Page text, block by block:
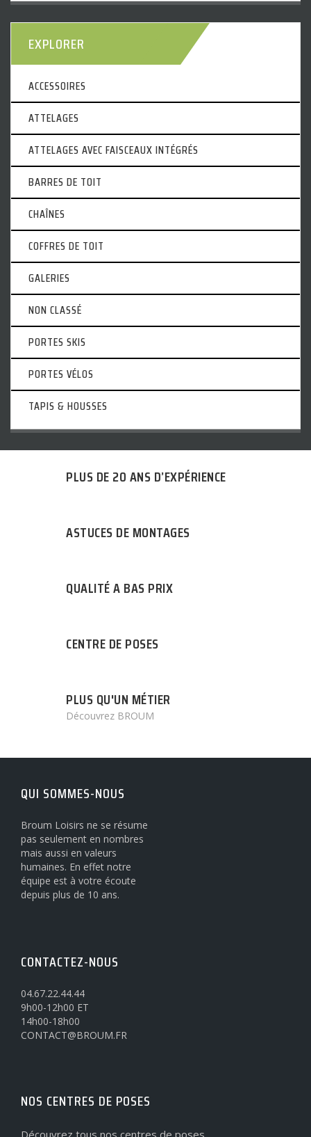
EXPLORER
ACCESSOIRES
ATTELAGES
ATTELAGES AVEC FAISCEAUX INTÉGRÉS
BARRES DE TOIT
CHAÎNES
COFFRES DE TOIT
GALERIES
NON CLASSÉ
PORTES SKIS
PORTES VÉLOS
TAPIS & HOUSSES
PLUS DE 20 ANS D’EXPÉRIENCE
ASTUCES DE MONTAGES
QUALITÉ A BAS PRIX
CENTRE DE POSES
PLUS QU'UN MÉTIER
Découvrez BROUM
QUI SOMMES-NOUS
Broum Loisirs ne se résume
pas seulement en nombres
mais aussi en valeurs
humaines. En effet notre
équipe est à votre écoute
depuis plus de 10 ans.
CONTACTEZ-NOUS
04.67.22.44.44
9h00-12h00 ET
14h00-18h00
CONTACT@BROUM.FR
NOS CENTRES DE POSES
Découvrez tous nos centres de poses.